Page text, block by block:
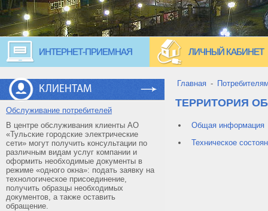
ИНТЕРНЕТ-ПРИЕМНАЯ ЛИЧНЫЙ КАБИНЕТ
КЛИЕНТАМ
Обслуживание потребителей
В центре обслуживания клиенты АО
«Тульские городские электрические
сети» могут получить консультации по
различным видам услуг компании и
оформить необходимые документы в
режиме «одного окна»: подать заявку на
технологическое присоединение,
получить образцы необходимых
документов, а также оставить
обращение.
Главная -
ТЕРРИТОРИЯ
Общая информация
Техническое